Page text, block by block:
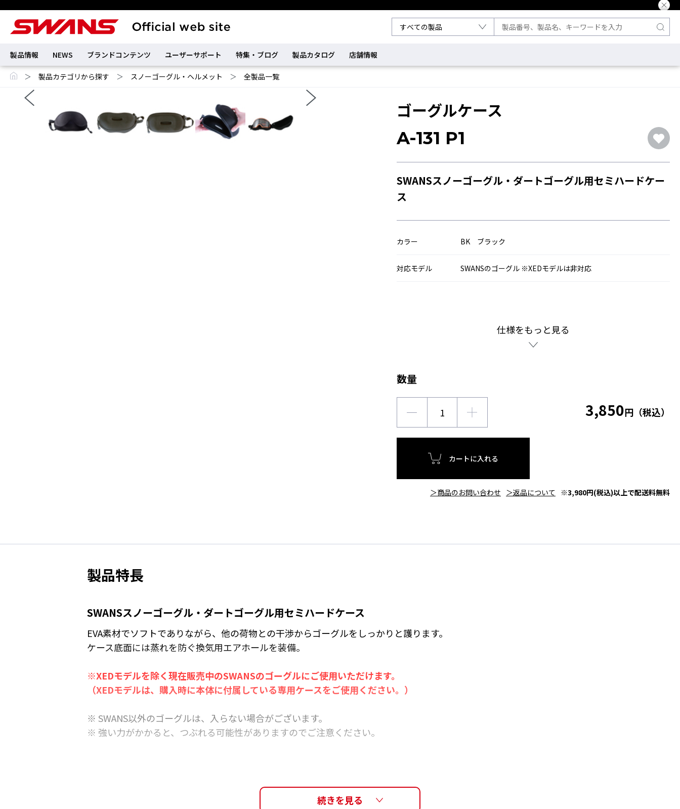
製品情報 NEWS ブランドコンテンツ ユーザーサポート 特集・ブログ 製品カタログ 店舗情報
＞ 製品カテゴリから探す ＞ スノーゴーグル・ヘルメット ＞ 全製品一覧
ゴーグルケース
A-131 P1
SWANSスノーゴーグル・ダートゴーグル用セミハードケー
ス
カラー BK ブラック
対応モデル SWANSのゴーグル ※XEDモデルは非対応
仕様をもっと見る
数量
3,850円（税込）
カートに入れる
＞商品のお問い合わせ ＞返品について ※3,980円(税込)以上で配送料無料
製品特長
SWANSスノーゴーグル・ダートゴーグル用セミハードケース
EVA素材でソフトでありながら、他の荷物との干渉からゴーグルをしっかりと護ります。
ケース底面には蒸れを防ぐ換気用エアホールを装備。
※XEDモデルを除く現在販売中のSWANSのゴーグルにご使用いただけます。
（XEDモデルは、購入時に本体に付属している専用ケースをご使用ください。）
※ SWANS以外のゴーグルは、入らない場合がございます。
※ 強い力がかかると、つぶれる可能性がありますのでご注意ください。